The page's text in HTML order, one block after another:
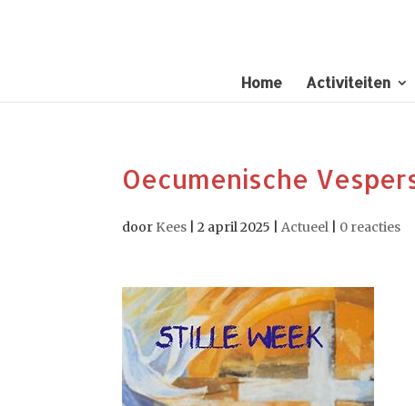
Home Activiteiten
Oecumenische
door Kees |2 april 2025 |Actueel 0 reacties